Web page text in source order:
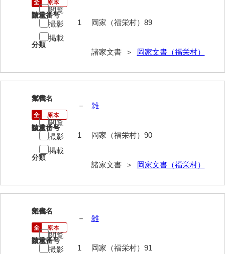
梶山家文書
鍛冶利吉文書
片岡トミ子自作農地木札
堅田家文書（一般郷土伝来）
堅田家文書（山口市２）
片山家文書（阿東町）
片山家文書（下関市豊浦）
片山家文書（美和町）
月輪寺文書
桂家文書（防府市）
桂家文書（宇部市1）
請求番号
岡家（福栄村）89
分類
諸家文書 ＞ 岡家文書（福栄村）
数量
1
閲覧
撮影
掲載
90
文書名
雑
請求番号
岡家（福栄村）90
分類
諸家文書 ＞ 岡家文書（福栄村）
年代
－
数量
1
閲覧
撮影
掲載
91
文書名
雑
請求番号
岡家（福栄村）91
年代
－
数量
1
閲覧
撮影